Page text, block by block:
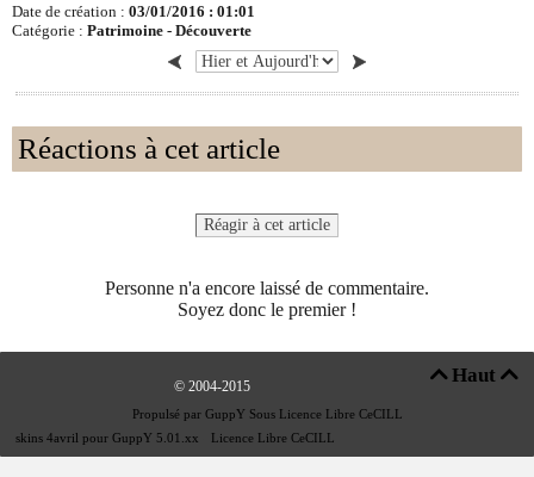
Date de création : 03/01/2016 : 01:01
Catégorie : Patrimoine - Découverte
Réactions à cet article
Réagir à cet article
Personne n'a encore laissé de commentaire.
Soyez donc le premier !
Haut 
© 2004-2015
Propulsé par GuppY Sous Licence Libre CeCILL
skins 4avril pour GuppY 5.01.xx
Licence Libre CeCILL